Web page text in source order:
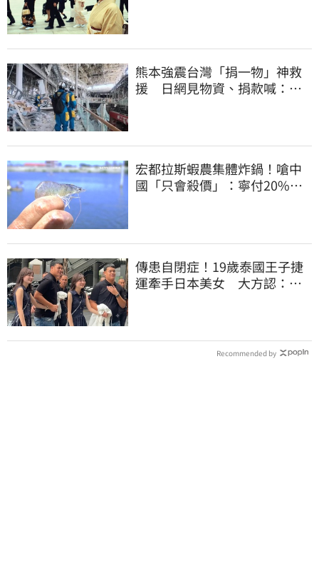
熊本強震台灣「捐一物」神救
援 日網見物資、捐款喊：比
宏都拉斯蝦農集體炸鍋！嗆中
國「只會殺價」：寧付20%關
傳患自閉症！19歲泰國王子捷
運牽手日本美女 大方認：
Recommended by